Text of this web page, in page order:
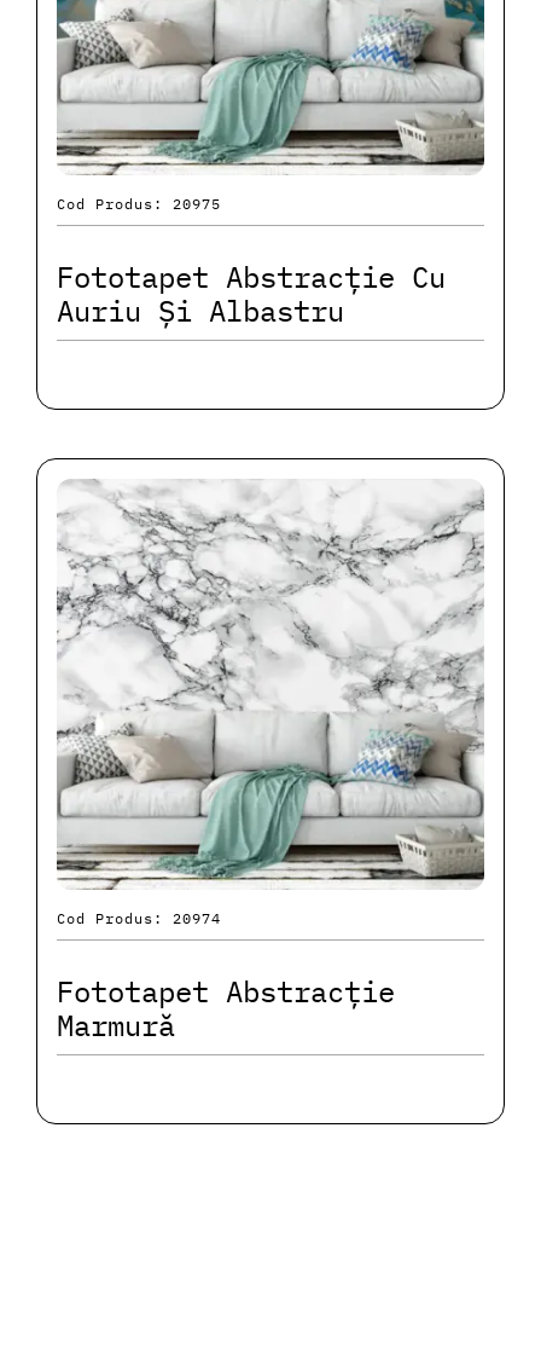
Cod Produs: 20975
Fototapet Abstracție Cu
Auriu Și Albastru
Cod Produs: 20974
Fototapet Abstracție
Marmură